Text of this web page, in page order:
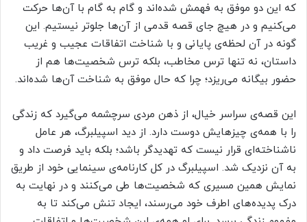
که این دو موفق به فهمش شده‌اند و گام به گام با آن‌ها حرکت
می‌کنیم و در هیچ جای قصه قدمی از آن‌ها جلوتر نیستیم. این
گونه در آن لحظه‌ی پایانی و با شناخت اتفاقات عجیب و غریب
داستان، نه تنها ترس مخاطب، بلکه ترس شخصیت‌ها هم از
حضور بیگانه می‌ریزد؛ چرا که حال موفق به شناخت آن‌ها شده‌اند.
این قصه‌ی سراسر خیال، از ذهن مردی سرچشمه می‌گیرد که زندگی
را با همه‌ی چیزهایش دوست دارد. از دید اسپیلبرگ، هر عامل
ناشناخته‌ای قرار نیست که تهدیدگر باشد؛ بلکه باید فرصت داد و
به آن نزدیک شد. اسپیلبرگ در کل کارنامه‌ی سینمایی خود از طریق
نمایش همین مسیری که شخصیت‌ها طی می‌کنند و در نهایت به
درک پدیده‌های اطرف خود می‌رسند، ایجاد تنش می‌کند تا به